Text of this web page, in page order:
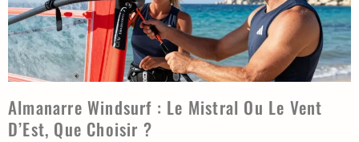
Almanarre Windsurf : Le Mistral Ou Le Vent
D’Est, Que Choisir ?